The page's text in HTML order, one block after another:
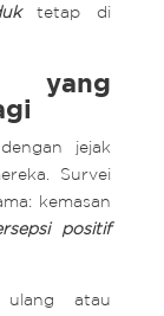
tetap di
yang
jejak
Survei
kemasan
positif
atau